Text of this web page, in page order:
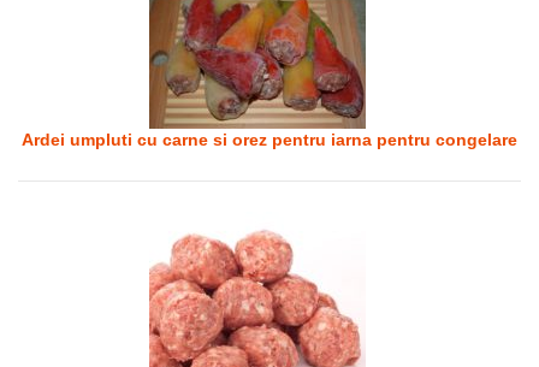
Ardei umpluti cu carne si orez pentru iarna pentru congelare